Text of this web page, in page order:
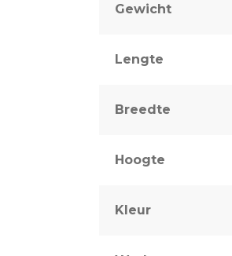
Gewicht
Lengte
Breedte
Hoogte
Kleur